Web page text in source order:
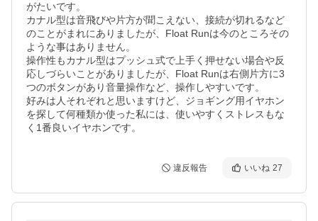
がたいです。
カナル型は音飛びや片方が聞こえない、接続が切れるなど
のことがまれにありましたが、Float Runは今のところその
ような事はありません。
操作性もカナル型はプッシュ式で上手く押せない場合や反
応しづらいことがありましたが、Float Runは右側片方に3
つのボタンがあり音量操作など、操作しやすいです。
好みは人それぞれと思いますけど、ジョギング用イヤホン
を探して何種類か使った私には、使いやすくストレスもな
く1番良いイヤホンです。
違反報告 いいね 27